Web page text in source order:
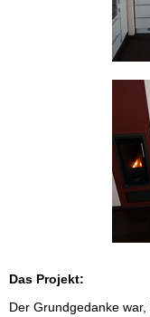
Das Projekt:
Der Grundgedanke